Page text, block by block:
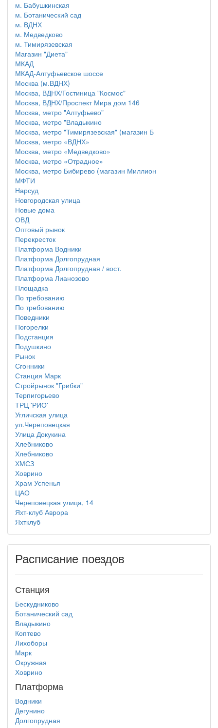
м. Бабушкинская
м. Ботанический сад
м. ВДНХ
м. Медведково
м. Тимирязевская
Магазин "Диета"
МКАД
МКАД-Алтуфьевское шоссе
Москва (м.ВДНХ)
Москва, ВДНХ/Гостиница "Космос"
Москва, ВДНХ/Проспект Мира дом 146
Москва, метро "Алтуфьево"
Москва, метро "Владыкино
Москва, метро "Тимирязевская" (магазин Б
Москва, метро «ВДНХ»
Москва, метро «Медведково»
Москва, метро «Отрадное»
Москва, метро Бибирево (магазин Миллион
МФТИ
Нарсуд
Новгородская улица
Новые дома
ОВД
Оптовый рынок
Перекресток
Платформа Водники
Платформа Долгопрудная
Платформа Долгопрудная / вост.
Платформа Лианозово
Площадка
По требованию
По требованию
Поведники
Погорелки
Подстанция
Подушкино
Рынок
Сгонники
Станция Марк
Стройрынок "Грибки"
Терпигорьево
ТРЦ 'РИО'
Угличская улица
ул.Череповецкая
Улица Докукина
Хлебниково
Хлебниково
ХМСЗ
Ховрино
Храм Успенья
ЦАО
Череповецкая улица, 14
Яхт-клуб Аврора
Яхтклуб
Расписание поездов
Станция
Бескудниково
Ботанический сад
Владыкино
Коптево
Лихоборы
Марк
Окружная
Ховрино
Платформа
Водники
Дегунино
Долгопрудная